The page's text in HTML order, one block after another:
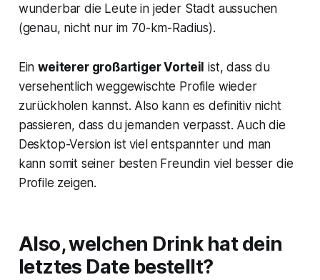
wunderbar die Leute in jeder Stadt aussuchen
(genau, nicht nur im 70-km-Radius).
Einweiterer großartiger Vorteil ist, dass du
versehentlich weggewischte Profile wieder
zurückholen kannst. Also kann es definitiv nicht
passieren, dass du jemanden verpasst. Auch die
Desktop-Version ist viel entspannter und man
kann somit seiner besten Freundin viel besser die
Profile zeigen.
Also, welchen Drink hat dein
letztes Date bestellt?